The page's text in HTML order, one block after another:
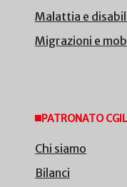
Malattia e
Migrazioni e
PATRONATO CGIL
Chi siamo
Bilanci